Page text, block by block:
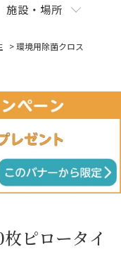
施設・場所
>環境用除菌クロス
ピロータイ